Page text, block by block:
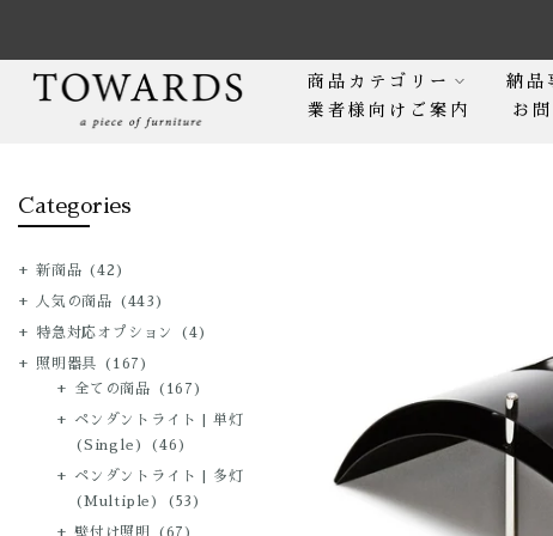
商品カテゴリー 納品
業者様向けご案内
お
Categories
新商品 (42)
人気の商品 (443)
特急対応オプション (4)
照明器具
(167)
全ての商品
(167)
ペンダントライト | 単灯
(Single)
(46)
ペンダントライト | 多灯
(Multiple)
(53)
壁付け照明 (67)